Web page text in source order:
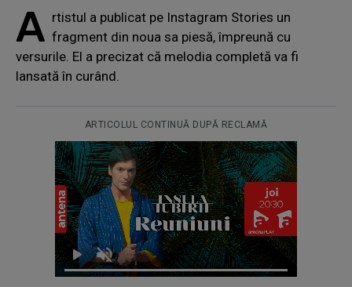
A rtistul a publicat pe Instagram Stories un
fragment din noua sa piesă, împreună cu
versurile. El a precizat că melodia completă va fi
lansată în curând.
ARTICOLUL CONTINUĂ DUPĂ RECLAMĂ